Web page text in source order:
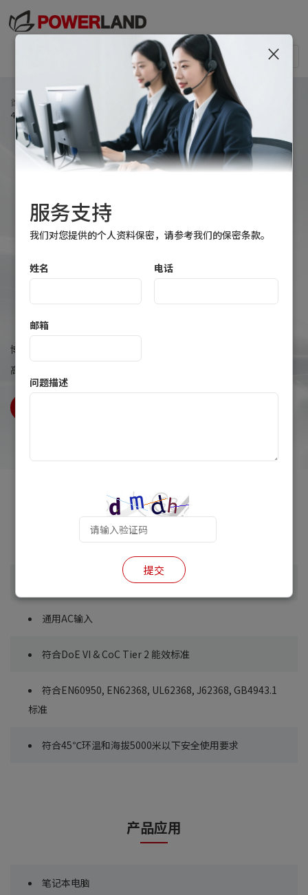
首页> 产品中心> 锂电池充电器>手机适配器>
45W USB-C 便携式适配器
博兰得45W USB-C便携式适配器支持QC3.0 and PD3.0协议，具备
高效率、高功率密度和高可靠性，适用于手机和其他便携式设备。
产品特征
通用AC输入
符合DoE VI & CoC Tier 2 能效标准
符合EN60950, EN62368, UL62368, J62368, GB4943.1
标准
符合45℃环温和海拔5000米以下安全使用要求
产品应用
笔记本电脑
×
服务支持
我们对您提供的个人资料保密，请参考我们的保密条款。
姓名 电话
邮箱
问题描述
提交